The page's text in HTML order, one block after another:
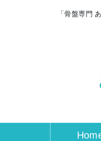
「骨盤専門